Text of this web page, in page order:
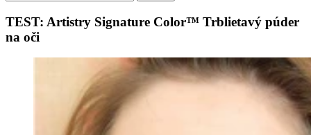
TEST: Artistry Signature Color™ Trblietavý púder
na oči